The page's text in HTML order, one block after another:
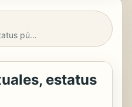
Jerarquías sexuales, estatus público
estatus